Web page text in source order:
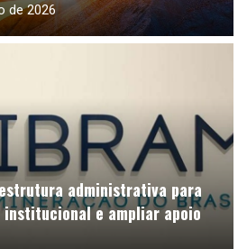
de 2026
administrativa para
e ampliar apoio